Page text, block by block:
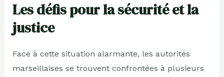
Les défis pour la sécurité et la
justice
Face à cette situation alarmante, les autorités
marseillaises se trouvent confrontées à plusieurs